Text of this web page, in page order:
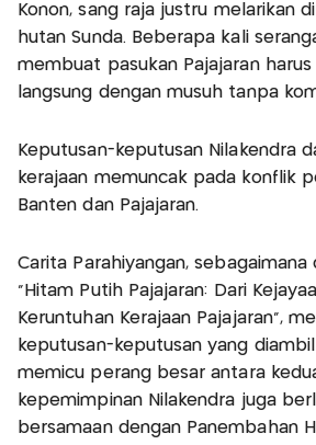
Konon, sang raja justru melarikan
hutan Sunda. Beberapa kali
membuat pasukan Pajajaran
langsung dengan musuh tanpa
Keputusan-keputusan Nilakendra
kerajaan memuncak pada konflik
Banten dan Pajajaran.
Carita Parahiyangan,
"Hitam Putih Pajajaran: Dari
Keruntuhan Kerajaan Pajajaran",
keputusan-keputusan yang
memicu perang besar antara
kepemimpinan Nilakendra juga
bersamaan dengan Panembahan